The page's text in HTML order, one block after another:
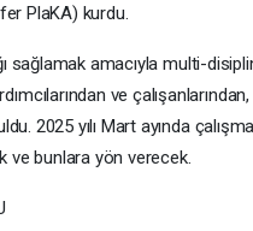
PlaKA) kurdu.
sağlamak amacıyla multi-
ve
2025 yılı Mart ayında
ve bunlara yön verecek.